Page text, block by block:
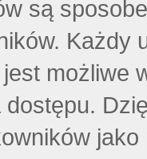
są
Każdy
możliwe
dostępu.